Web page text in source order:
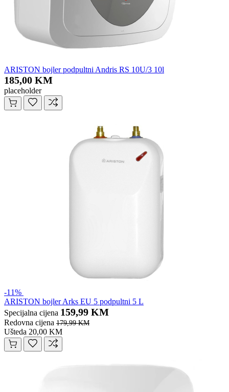
ARISTON bojler podpultni Andris RS 10U/3 10l
185,00 KM
placeholder
-11%
ARISTON bojler Arks EU 5 podpultni 5 L
Specijalna cijena 159,99 KM
Redovna cijena 179,99 KM
Ušteda 20,00 KM